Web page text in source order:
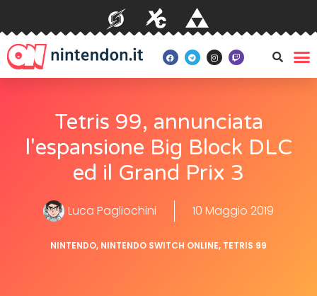
Tetris 99, annunciata
l'espansione Big Block DLC
ed il Grand Prix 3
Luca Pagliochini 10 Maggio 2019
NINTENDO, NINTENDO SWITCH ONLINE, TETRIS 99